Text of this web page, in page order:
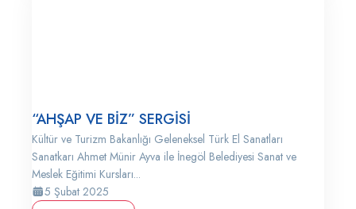
“AHŞAP VE BİZ” SERGİSİ
Kültür ve Turizm Bakanlığı Geleneksel Türk El Sanatları
Sanatkarı Ahmet Münir Ayva ile İnegöl Belediyesi Sanat ve
Meslek Eğitimi Kursları...
5 Şubat 2025